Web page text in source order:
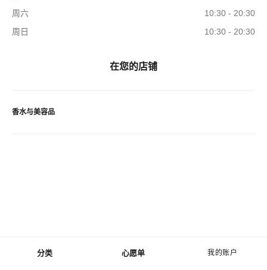
菜单 - 主导航
分类 心愿单 我的账户
周六
10:30 - 20:30
周日
10:30 - 20:30
在您的店铺
香水与美容品